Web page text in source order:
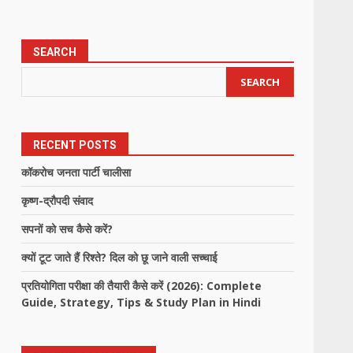
SEARCH
SEARCH
RECENT POSTS
कॉकरोच जनता पार्टी चालीसा
कृष्ण-द्रौपदी संवाद
सपनों को सच कैसे करें?
क्यों टूट जाते हैं रिश्ते? दिल को छू जाने वाली सच्चाई
प्रतियोगिता परीक्षा की तैयारी कैसे करें (2026): Complete
Guide, Strategy, Tips & Study Plan in Hindi